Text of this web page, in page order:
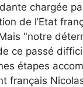
chargée
de l’Etat
"notre
ce passé
étapes
français